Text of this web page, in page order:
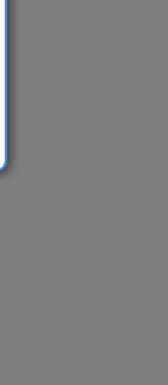
La Aceña de la Borrega